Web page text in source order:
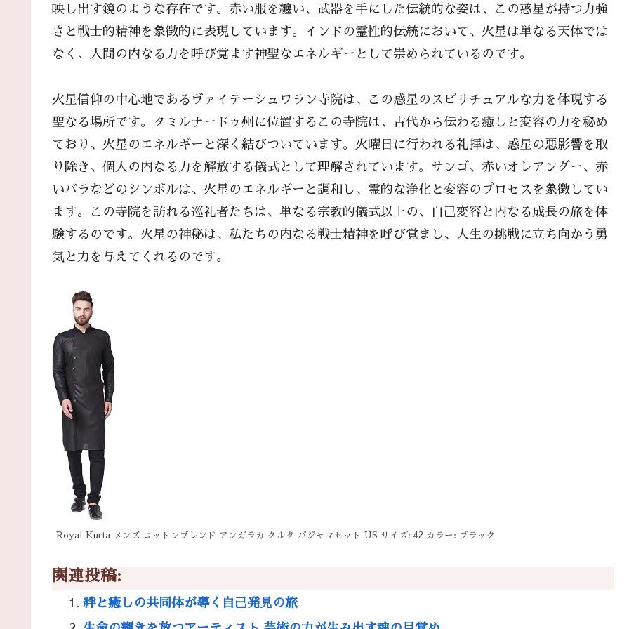
映し出す鏡のような存在です。赤い服を纏い、武器を手にした伝統的な姿は、この惑星が持つ力強
さと戦士的精神を象徴的に表現しています。インドの霊性的伝統において、火星は単なる天体では
なく、人間の内なる力を呼び覚ます神聖なエネルギーとして崇められているのです。
火星信仰の中心地であるヴァイテーシュワラン寺院は、この惑星のスピリチュアルな力を体現する
聖なる場所です。タミルナードゥ州に位置するこの寺院は、古代から伝わる癒しと変容の力を秘め
ており、火星のエネルギーと深く結びついています。火曜日に行われる礼拝は、惑星の悪影響を取
り除き、個人の内なる力を解放する儀式として理解されています。サンゴ、赤いオレアンダー、赤
いバラなどのシンボルは、火星のエネルギーと調和し、霊的な浄化と変容のプロセスを象徴してい
ます。この寺院を訪れる巡礼者たちは、単なる宗教的儀式以上の、自己変容と内なる成長の旅を体
験するのです。火星の神秘は、私たちの内なる戦士精神を呼び覚まし、人生の挑戦に立ち向かう勇
気と力を与えてくれるのです。
Royal Kurta メンズ コットンブレンド アンガラカ クルタ パジャマセット US サイズ: 42 カラー: ブラック
関連投稿:
絆と癒しの共同体が導く自己発見の旅